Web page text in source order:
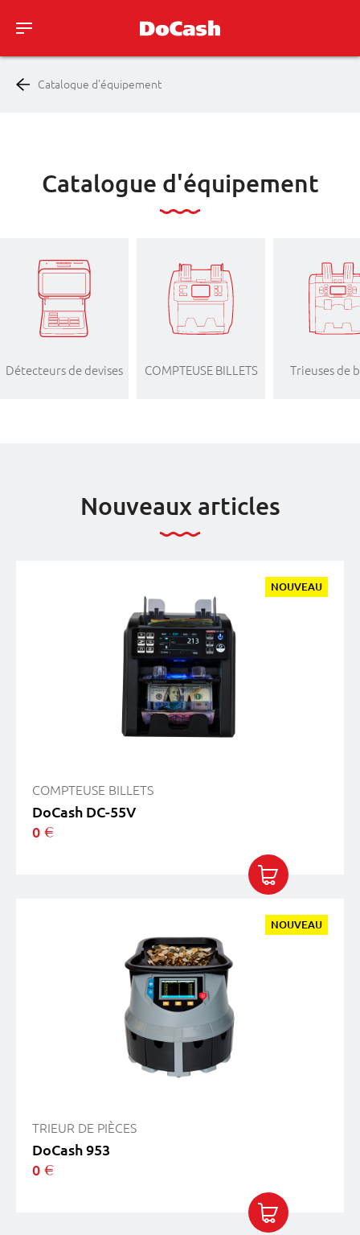
Catalogue d'équipement
Catalogue d'équipement
Détecteurs de devises COMPTEUSE BILLETS Trieuses de
Nouveaux articles
COMPTEUSE BILLETS
DoCash DC-55V
0
TRIEUR DE PIÈCES
DoCash 953
0